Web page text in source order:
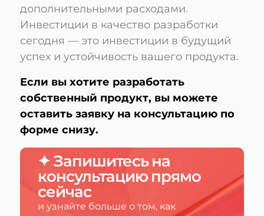
дополнительными расходами.
Инвестиции в качество разработки
сегодня — это инвестиции в будущий
успех и устойчивость вашего продукта.
Если вы хотите разработать
собственный продукт, вы можете
оставить заявку на консультацию по
форме снизу.
✦ Запишитесь на
консультацию прямо
сейчас
и узнайте больше о том, как